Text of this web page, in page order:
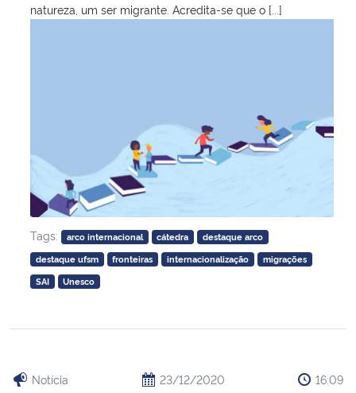
natureza, um ser migrante. Acredita-se que o [...]
Tags: arco internacional cátedra
destaque arco
destaque ufsm
fronteiras internacionalização
migrações
SAI
Unesco
Notícia 23/12/2020 16:09